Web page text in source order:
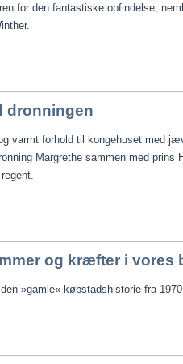
for den fantastiske opfindelse,
dronningen
varmt forhold til kongehuset med
Margrethe sammen med prins
og kræfter i vores
»gamle« købstadshistorie fra